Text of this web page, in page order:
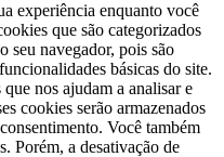
experiência enquanto você
que são categorizados
seu navegador, pois são
básicas do site.
nos ajudam a analisar e
cookies serão armazenados
Você também
Porém, a desativação de